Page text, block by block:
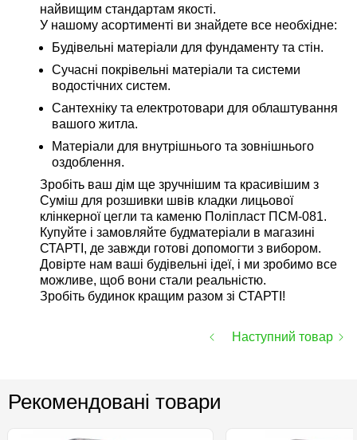
найвищим стандартам якості.
У нашому асортименті ви знайдете все необхідне:
Будівельні матеріали для фундаменту та стін.
Сучасні покрівельні матеріали та системи
водостічних систем.
Сантехніку та електротовари для облаштування
вашого житла.
Матеріали для внутрішнього та зовнішнього
оздоблення.
Зробіть ваш дім ще зручнішим та красивішим з
Суміш для розшивки швів кладки лицьової
клінкерної цегли та каменю Поліпласт ПСМ-081.
Купуйте і замовляйте будматеріали в магазині
СТАРТІ, де завжди готові допомогти з вибором.
Довірте нам ваші будівельні ідеї, і ми зробимо все
можливе, щоб вони стали реальністю.
Зробіть будинок кращим разом зі СТАРТІ!
Наступний товар
Рекомендовані товари